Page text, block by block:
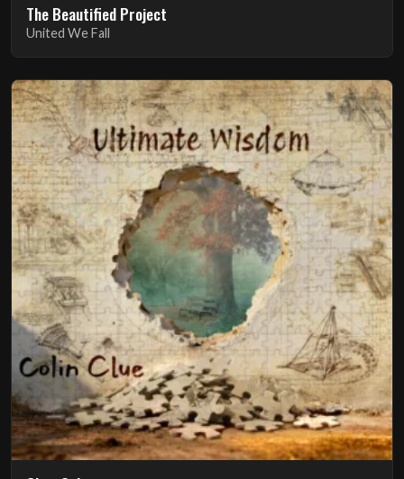
The Beautified Project
United We Fall